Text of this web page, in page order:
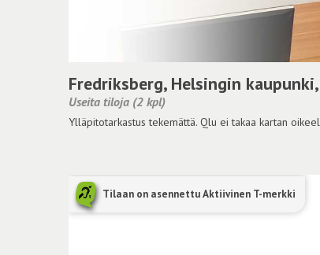
Fredriksberg, Helsingin
Useita tiloja (2 kpl)
Ylläpitotarkastus tekemättä. Qlu ei takaa kartan
Tilaan on asennettu Aktiivinen T-merkki